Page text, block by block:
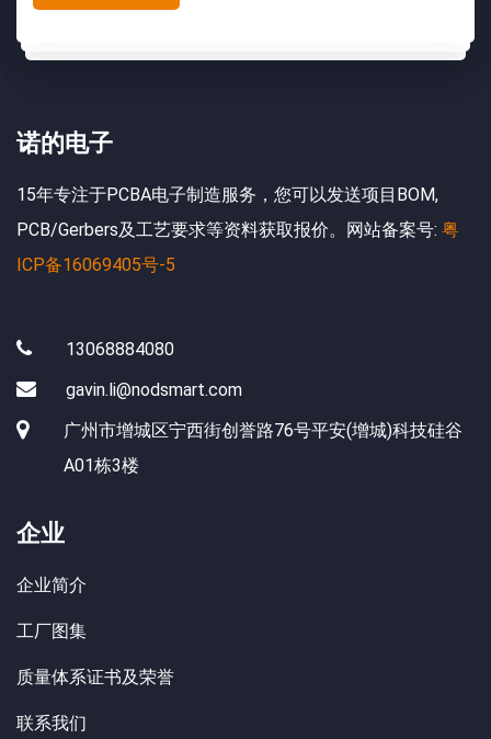
诺的电子
15年专注于PCBA电子制造服务，您可以发送项目BOM,
PCB/Gerbers及工艺要求等资料获取报价。网站备案号: 粤
ICP备16069405号-5
13068884080
gavin.li@nodsmart.com
广州市增城区宁西街创誉路76号平安(增城)科技硅谷
A01栋3楼
企业
企业简介
工厂图集
质量体系证书及荣誉
联系我们